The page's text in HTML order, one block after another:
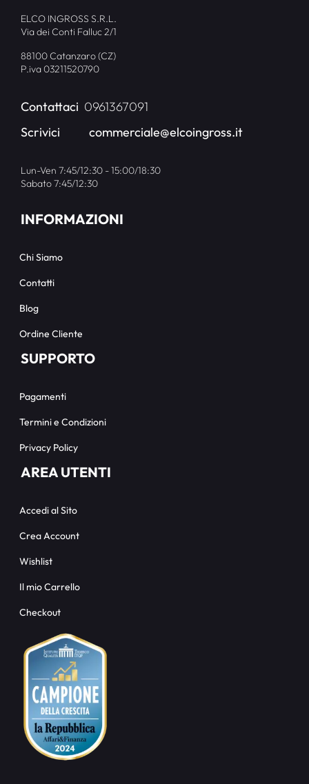
ELCO INGROSS S.R.L.
Via dei Conti Falluc 2/1
88100 Catanzaro (CZ)
P.iva 03211520790
Contattaci 0961367091
Scrivici
commerciale@elcoingross.it
Lun-Ven 7:45/12:30 - 15:00/18:30
Sabato 7:45/12:30
INFORMAZIONI
Chi Siamo
Contatti
Blog
Ordine Cliente
SUPPORTO
Pagamenti
Termini e Condizioni
Privacy Policy
AREA UTENTI
Accedi al Sito
Crea Account
Wishlist
Il mio Carrello
Checkout